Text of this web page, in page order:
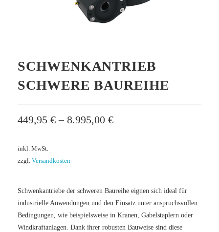
SCHWENKANTRIEB
SCHWERE BAUREIHE
449,95€ –8.995,00€
inkl. MwSt.
zzgl.Versandkosten
Schwenkantriebe der schweren Baureihe eignen sich ideal für
industrielle Anwendungen und den Einsatz unter anspruchsvollen
Bedingungen, wie beispielsweise in Kranen, Gabelstaplern oder
Windkraftanlagen. Dank ihrer robusten Bauweise sind diese